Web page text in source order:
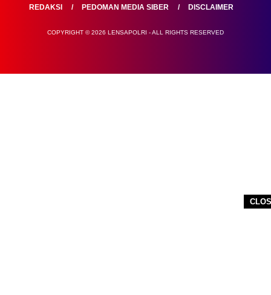
REDAKSI PEDOMAN MEDIA SIBER DISCLAIMER
COPYRIGHT © 2026 LENSAPOLRI - ALL RIGHTS RESERVED